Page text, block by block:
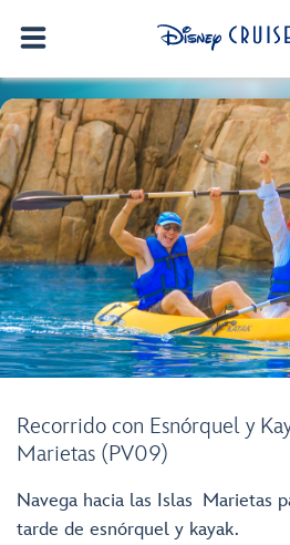
Recorrido con Esnórquel y
Marietas (PV09)
Navega hacia las Islas Marietas
tarde de esnórquel y kayak.